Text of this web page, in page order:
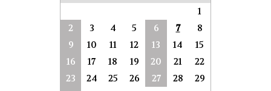
1
2
3 4 5 6 7
8
9
10 11 12 13 14
15
16
17 18 19 20 21
22
23
24 25 26 27 28
29